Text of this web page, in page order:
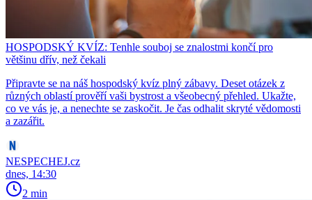
HOSPODSKÝ KVÍZ: Tenhle souboj se znalostmi končí pro
většinu dřív, než čekali
Připravte se na náš hospodský kvíz plný zábavy. Deset otázek z
různých oblastí prověří vaši bystrost a všeobecný přehled. Ukažte,
co ve vás je, a nenechte se zaskočit. Je čas odhalit skryté vědomosti
a zazářit.
NESPECHEJ.cz
dnes, 14:30
2 min